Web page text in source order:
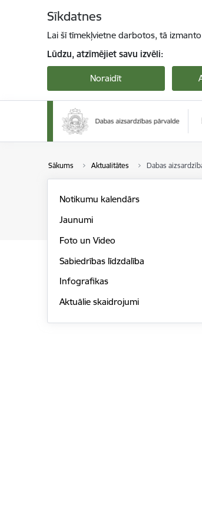
Sīkdatnes
Lai šī tīmekļvietne darbotos, tā
Lūdzu, atzīmējiet savu izvēli:
Noraidīt
Sākums Aktualitātes Dabas
Notikumu kalendārs
Jaunumi
Foto un Video
Sabiedrības līdzdalība
Infografikas
Aktuālie skaidrojumi